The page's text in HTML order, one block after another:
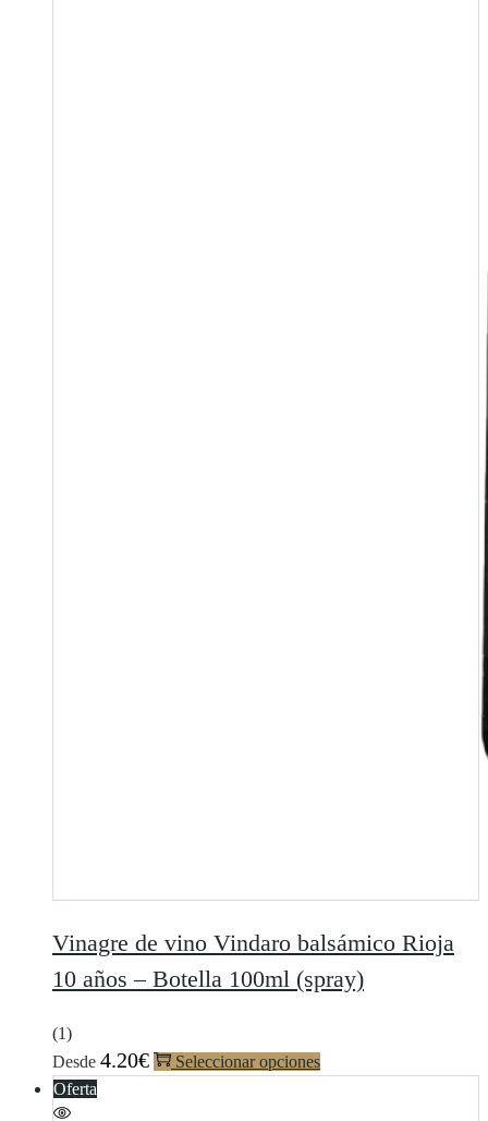
Vinagre de vino Vindaro balsámico Rioja
10 años – Botella 100ml (spray)
(1)
Desde 4.20€
Seleccionar opciones
Oferta